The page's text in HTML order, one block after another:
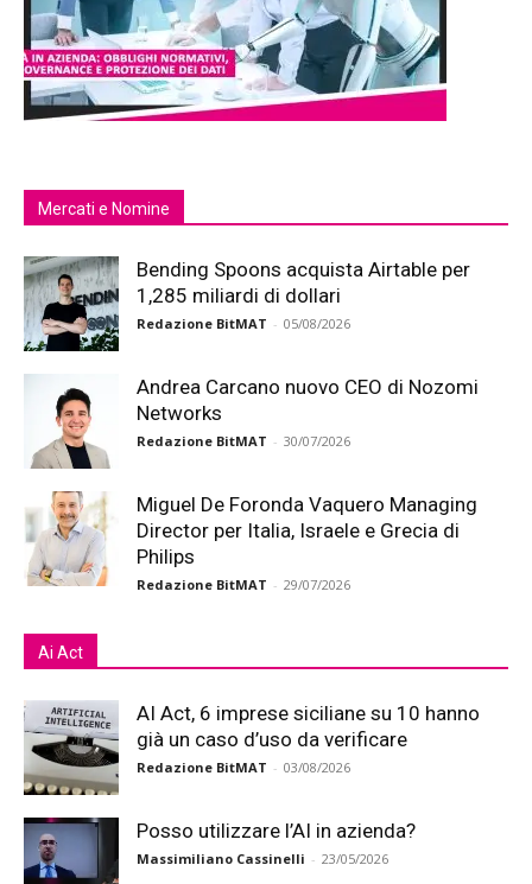
Mercati e Nomine
Bending Spoons acquista Airtable per
1,285 miliardi di dollari
Redazione BitMAT - 05/08/2026
Andrea Carcano nuovo CEO di Nozomi
Networks
Redazione BitMAT - 30/07/2026
Miguel De Foronda Vaquero Managing
Director per Italia, Israele e Grecia di
Philips
Redazione BitMAT - 29/07/2026
Ai Act
AI Act, 6 imprese siciliane su 10 hanno
già un caso d’uso da verificare
Redazione BitMAT - 03/08/2026
Posso utilizzare l’AI in azienda?
Massimiliano Cassinelli - 23/05/2026